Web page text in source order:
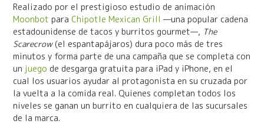
Realizado por el prestigioso estudio de animación
Moonbot para Chipotle Mexican Grill —una popular cadena
estadounidense de tacos y burritos gourmet—, The
Scarecrow(el espantapájaros) dura poco más de tres
minutos y forma parte de una campaña que se completa con
un juego de desgarga gratuita para iPad y iPhone, en el
cual los usuarios ayudar al protagonista en su cruzada por
la vuelta a la comida real. Quienes completan todos los
niveles se ganan un burrito en cualquiera de las sucursales
de la marca.